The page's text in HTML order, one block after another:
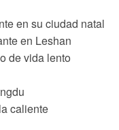
en su ciudad natal
en Leshan
de vida lento
caliente